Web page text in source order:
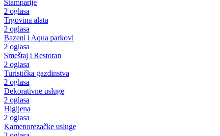
Štamparije
2 oglasa
Trgovina alata
2 oglasa
Bazeni i Aqua parkovi
2 oglasa
Smeštaj i Restoran
2 oglasa
Turistička gazdinstva
2 oglasa
Dekorativne usluge
2 oglasa
Higijena
2 oglasa
Kamenorezačke usluge